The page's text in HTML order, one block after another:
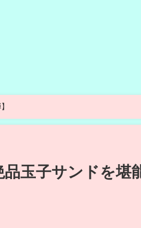
品玉子サンドを堪